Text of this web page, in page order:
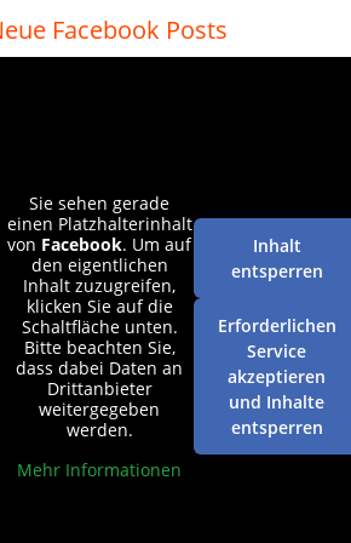
Facebook Posts
Sie sehen gerade
einen Platzhalterinhalt
von Facebook. Um auf
den eigentlichen
Inhalt zuzugreifen,
klicken Sie auf die
Schaltfläche unten.
Bitte beachten Sie,
dass dabei Daten an
Drittanbieter
weitergegeben
werden.
Mehr Informationen
Inhalt
entsperren
Erforderlichen
Service
akzeptieren
und Inhalte
entsperren